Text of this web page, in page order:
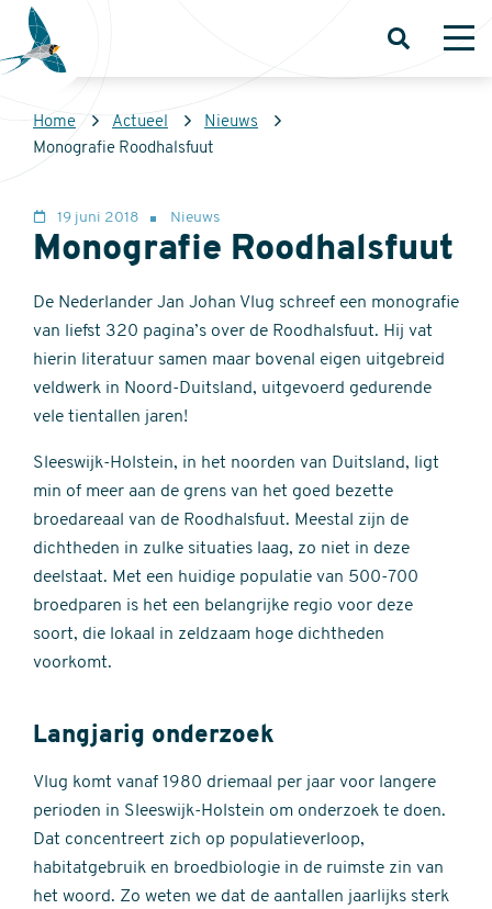
Overslaan
naar
inhoud
gaan
Sovon
Homepage
Open
Kruimelpad
Home Actueel
Nieuws
Monografie Roodhalsfuut
Monografie Roodhalsfuut
19 juni 2018 Nieuws
De Nederlander Jan Johan Vlug schreef een monografie
van liefst 320 pagina’s over de Roodhalsfuut. Hij vat
hierin literatuur samen maar bovenal eigen uitgebreid
veldwerk in Noord-Duitsland, uitgevoerd gedurende
vele tientallen jaren!
Sleeswijk-Holstein, in het noorden van Duitsland, ligt
min of meer aan de grens van het goed bezette
broedareaal van de Roodhalsfuut. Meestal zijn de
dichtheden in zulke situaties laag, zo niet in deze
deelstaat. Met een huidige populatie van 500-700
broedparen is het een belangrijke regio voor deze
soort, die lokaal in zeldzaam hoge dichtheden
voorkomt.
Langjarig onderzoek
Vlug komt vanaf 1980 driemaal per jaar voor langere
perioden in Sleeswijk-Holstein om onderzoek te doen.
Dat concentreert zich op populatieverloop,
habitatgebruik en broedbiologie in de ruimste zin van
het woord. Zo weten we dat de aantallen jaarlijks sterk